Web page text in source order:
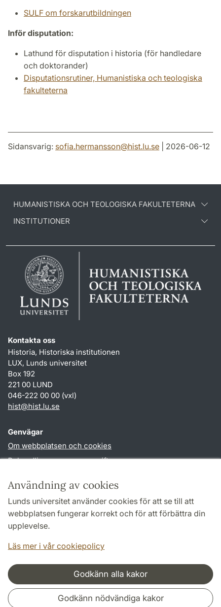
Användning av cookies
Lunds universitet använder cookies för att se till att
webbplatsen fungerar korrekt och för att förbättra din
upplevelse.
Läs mer i vår cookiepolicy
Godkänn alla kakor
Godkänn nödvändiga kakor
SULF om forskarutbildningen
Inför disputation:
Lathund för disputation i historia (för handledare
och doktorander)
Disputationsrutiner, Humanistiska och teologiska
fakulteterna
Sidansvarig: sofia.hermansson@hist.lu.se | 2026-06-12
HUMANISTISKA OCH TEOLOGISKA FAKULTETERNA
INSTITUTIONER
Kontakta oss
Historia, Historiska institutionen
LUX, Lunds universitet
Box 192
221 00 LUND
046-222 00 00 (vxl)
hist@hist.lu.se
Genvägar
Om webbplatsen och cookies
Behandling av personuppgifter
TYPO3-login
Följ oss i sociala medier
Samarbeten och nätverk